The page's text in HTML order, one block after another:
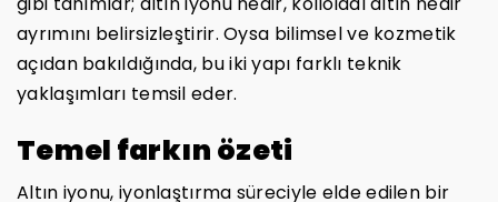
ayrımını belirsizleştirir. Oysa bilimsel ve kozmetik
açıdan bakıldığında, bu iki yapı farklı teknik
yaklaşımları temsil eder.
Temel farkın özeti
Altın iyonu, iyonlaştırma süreciyle elde edilen bir